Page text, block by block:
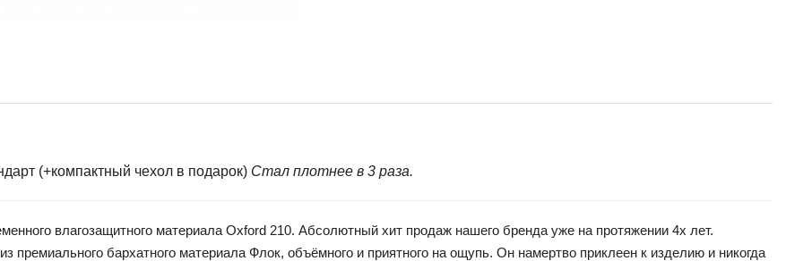
(+компактный чехол в подарок) Стал плотнее в 3 раза.
влагозащитного материала Oxford 210. Абсолютный хит продаж нашего бренда уже на протяжении 4х лет.
бархатного материала Флок, объёмного и приятного на ощупь. Он намертво приклеен к изделию и никогда